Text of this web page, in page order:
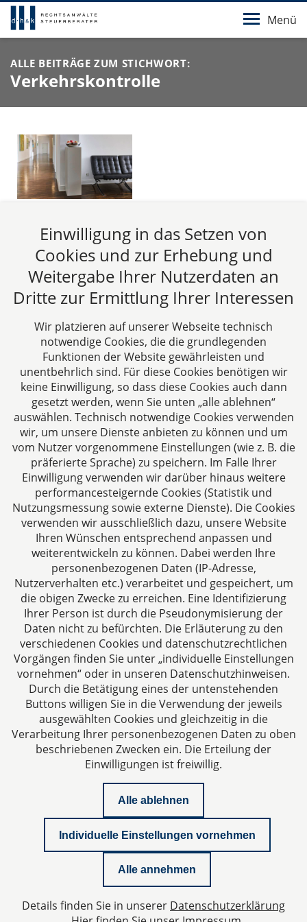
Menü
ALLE BEITRÄGE ZUM STICHWORT:
Verkehrskontrolle
Mehrwertsteuerpflicht bei Überlassung von
Dienstwagen zu privater Nutzung an in Belgien
wohnende Mitarbeiter Seit dem 30.06.2013 gilt das
Gesetz zur Umsetzung der Amtshilferichtlinie sowie
zur Änderung steuerlicher Vorschriften
(Amtshilferichtlinie – Umsetzungsgesetz)....
05.11.2013
Beitrag lesen
steuerstrafrecht.pro
Aachen
Jülicher Straße 215
52070 Aachen
Deutschland
Tel: +49 241 94621-0
Fax: +49 241 94621-111
E-Mail:kanzlei@dhk-law.com
Über uns
Ihr Partner für Steuerberater, Wirtschaftsprüfer und
Rechtsanwälte.
Datenschutzerklärung
Datenschutzeinstellungen
Einwilligung in das Setzen von
Cookies und zur Erhebung und
Weitergabe Ihrer Nutzerdaten an
Dritte zur Ermittlung Ihrer Interessen
Wir platzieren auf unserer Webseite technisch
notwendige Cookies, die die grundlegenden
Funktionen der Website gewährleisten und
unentbehrlich sind. Für diese Cookies benötigen wir
keine Einwilligung, so dass diese Cookies auch dann
gesetzt werden, wenn Sie unten „alle ablehnen“
auswählen. Technisch notwendige Cookies verwenden
wir, um unsere Dienste anbieten zu können und um
vom Nutzer vorgenommene Einstellungen (wie z. B. die
präferierte Sprache) zu speichern. Im Falle Ihrer
Einwilligung verwenden wir darüber hinaus weitere
performancesteigernde Cookies (Statistik und
Nutzungsmessung sowie externe Dienste). Die Cookies
verwenden wir ausschließlich dazu, unsere Website
Ihren Wünschen entsprechend anpassen und
weiterentwickeln zu können. Dabei werden Ihre
personenbezogenen Daten (IP-Adresse,
Nutzerverhalten etc.) verarbeitet und gespeichert, um
die obigen Zwecke zu erreichen. Eine Identifizierung
Ihrer Person ist durch die Pseudonymisierung der
Daten nicht zu befürchten. Die Erläuterung zu den
verschiedenen Cookies und datenschutzrechtlichen
Vorgängen finden Sie unter „individuelle Einstellungen
vornehmen“ oder in unseren Datenschutzhinweisen.
Durch die Betätigung eines der untenstehenden
Buttons willigen Sie in die Verwendung der jeweils
ausgewählten Cookies und gleichzeitig in die
Verarbeitung Ihrer personenbezogenen Daten zu oben
beschriebenen Zwecken ein. Die Erteilung der
Einwilligungen ist freiwillig.
Alle ablehnen
Individuelle Einstellungen vornehmen
Alle annehmen
Details finden Sie in unserer Datenschutzerklärung